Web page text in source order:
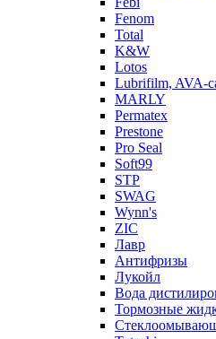
Fenom
Total
K&W
Lotos
Lubrifilm, AVA-
MARLY
Permatex
Prestone
Pro Seal
Soft99
STP
SWAG
Wynn's
ZIC
Лавр
Антифризы
Лукойл
Вода
Тормозные